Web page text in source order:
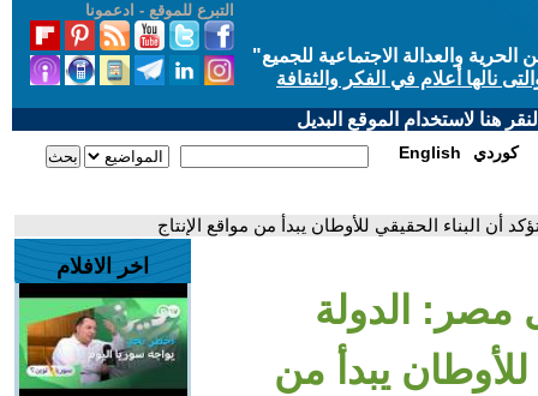
التبرع للموقع - ادعمونا
والعدالة الاجتماعية للجميع"
نالها أعلام في الفكر والثقافة
هنا لاستخدام الموقع البديل
English كوردي
أن البناء الحقيقي للأوطان يبدأ من مواقع الإنتاج
مصر: الدولة
يبدأ من
اخر الافلام